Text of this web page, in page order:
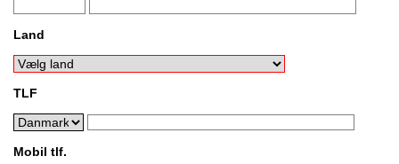
Land
TLF
Mobil tlf.